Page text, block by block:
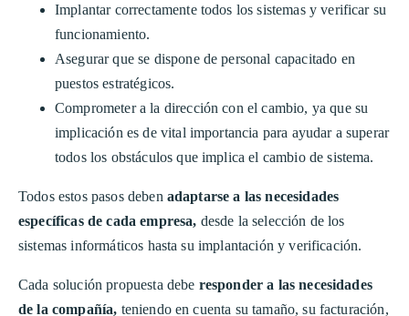
Implantar correctamente todos los sistemas y verificar su
funcionamiento.
Asegurar que se dispone de personal capacitado en
puestos estratégicos.
Comprometer a la dirección con el cambio, ya que su
implicación es de vital importancia para ayudar a superar
todos los obstáculos que implica el cambio de sistema.
Todos estos pasos deben adaptarse a las necesidades
específicas de cada empresa, desde la selección de los
sistemas informáticos hasta su implantación y verificación.
Cada solución propuesta debe responder a las necesidades
de la compañía, teniendo en cuenta su tamaño, su facturación,